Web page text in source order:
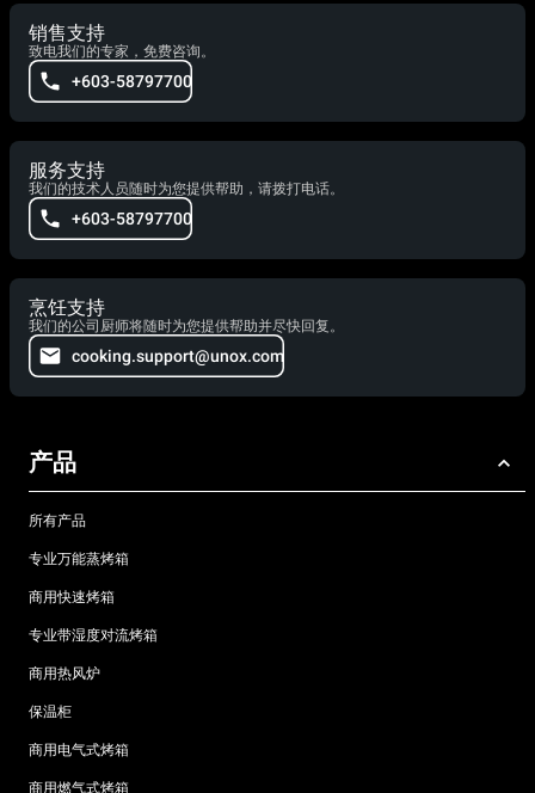
销售支持
致电我们的专家，免费咨询。
+603-58797700
服务支持
我们的技术人员随时为您提供帮助，请拨打电话。
+603-58797700
烹饪支持
我们的公司厨师将随时为您提供帮助并尽快回复。
cooking.support@unox.com
产品
所有产品
专业万能蒸烤箱
商用快速烤箱
专业带湿度对流烤箱
商用热风炉
保温柜
商用电气式烤箱
商用燃气式烤箱